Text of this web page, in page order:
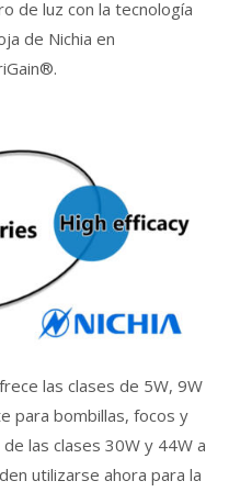
de luz con la tecnología
de Nichia en
las clases de 5W, 9W
para bombillas, focos y
las clases 30W y 44W a
utilizarse ahora para la